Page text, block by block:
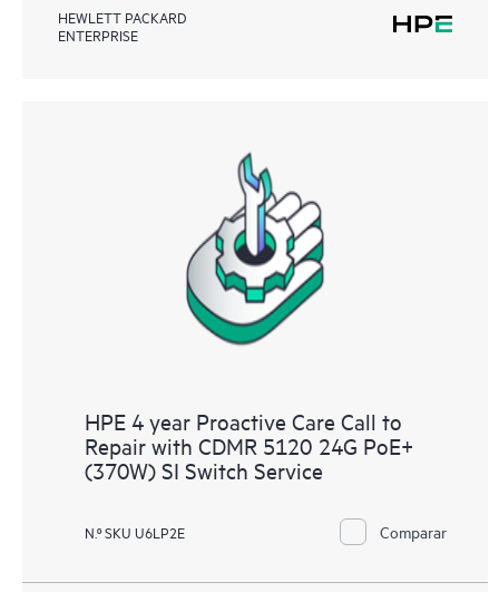
HEWLETT PACKARD
ENTERPRISE
HPE 4 year Proactive Care Call to
Repair with CDMR 5120 24G PoE+
(370W) SI Switch Service
N.º SKU U6LP2E Comparar